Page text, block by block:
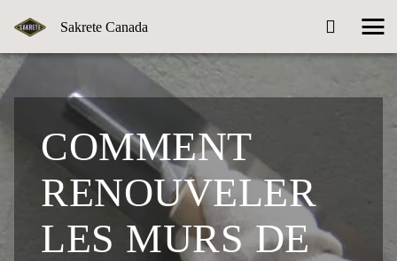
Sakrete Canada
COMMENT
RENOUVELER
LES MURS DE